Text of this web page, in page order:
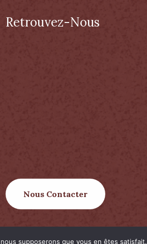
Retrouvez-Nous
Nous Contacter
supposerons que vous en êtes satisfait.